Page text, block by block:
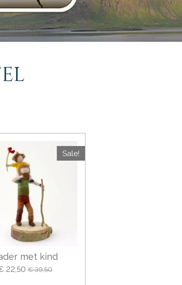
Sale!
met kind
22,50 € 39,50